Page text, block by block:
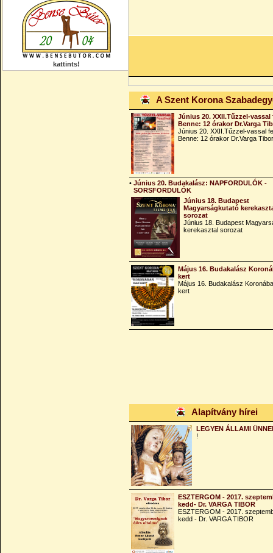
kattints!
A Szent Korona
Június 20. XXII.Tűzzel-
Benne: 12 órakor Dr.Varga
Június 20. XXII.Tűzzel-vassal
Benne: 12 órakor Dr.Varga Tibor
• Június 20. Budakalász: NAPFORDULÓK -
SORSFORDULÓK
Június 18. Budapest
Magyarságkutató
sorozat
Június 18. Budapest
kerekasztal sorozat
Május 16. Budakalász
kert
Május 16. Budakalász
kert
Alapítvány hírei
LEGYEN ÁLLAMI
!
ESZTERGOM - 2017.
kedd- Dr. VARGA TIBOR
ESZTERGOM - 2017.
kedd - Dr. VARGA TIBOR